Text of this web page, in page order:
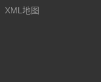
XML地图